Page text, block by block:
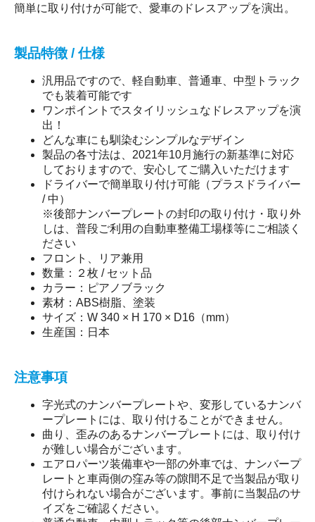
簡単に取り付けが可能で、愛車のドレスアップを演出。
製品特徴 / 仕様
汎用品ですので、軽自動車、普通車、中型トラック
でも装着可能です
ワンポイントでスタイリッシュなドレスアップを演
出！
どんな車にも馴染むシンプルなデザイン
製品の各寸法は、2021年10月施行の新基準に対応
しておりますので、安心してご購入いただけます
ドライバーで簡単取り付け可能（プラスドライバー
/ 中）
※後部ナンバープレートの封印の取り付け・取り外
しは、普段ご利用の自動車整備工場様等にご相談く
ださい
フロント、リア兼用
数量：２枚 / セット品
カラー：ピアノブラック
素材：ABS樹脂、塗装
サイズ：W 340 × H 170 × D16（mm）
生産国：日本
注意事項
字光式のナンバープレートや、変形しているナンバ
ープレートには、取り付けることができません。
曲り、歪みのあるナンバープレートには、取り付け
が難しい場合がございます。
エアロパーツ装備車や一部の外車では、ナンバープ
レートと車両側の窪み等の隙間不足で当製品が取り
付けられない場合がございます。事前に当製品のサ
イズをご確認ください。